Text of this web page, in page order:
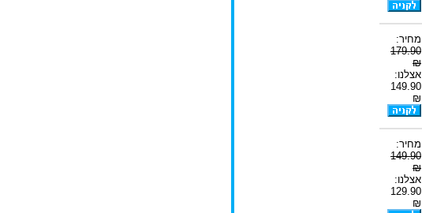
מחיר:
179.90
₪
אצלנו:
149.90
₪
מחיר:
149.90
₪
אצלנו:
129.90
₪